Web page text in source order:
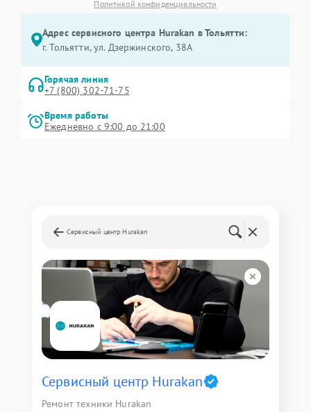
Политикой конфиденциальности
Адрес сервисного центра Hurakan в Тольятти:
г. Тольятти, ул. Дзержинского, 38А
Горячая линия
+7 (800) 302-71-75
Время работы
Ежедневно с 9:00 до 21:00
Сервисный центр Hurakan
Сервисный центр Hurakan
Ремонт техники Hurakan